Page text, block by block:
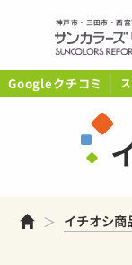
神戸市・三田市・西
Googleクチコミ
ホームイチオシ商